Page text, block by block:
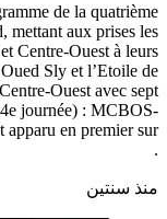
de la quatrième
mettant aux prises les
Centre-Ouest à leurs
Sly et l’Etoile de
Ouest avec sept
journée) : MCBOS-
en premier sur
.
منذ سنتين